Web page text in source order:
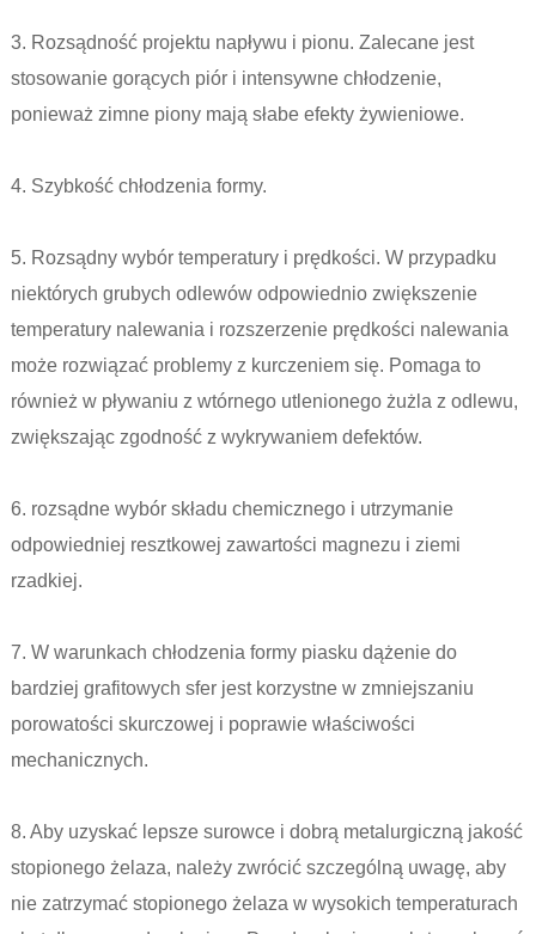
3. Rozsądność projektu napływu i pionu. Zalecane jest
stosowanie gorących piór i intensywne chłodzenie,
ponieważ zimne piony mają słabe efekty żywieniowe.
4. Szybkość chłodzenia formy.
5. Rozsądny wybór temperatury i prędkości. W przypadku
niektórych grubych odlewów odpowiednio zwiększenie
temperatury nalewania i rozszerzenie prędkości nalewania
może rozwiązać problemy z kurczeniem się. Pomaga to
również w pływaniu z wtórnego utlenionego żużla z odlewu,
zwiększając zgodność z wykrywaniem defektów.
6. rozsądne wybór składu chemicznego i utrzymanie
odpowiedniej resztkowej zawartości magnezu i ziemi
rzadkiej.
7. W warunkach chłodzenia formy piasku dążenie do
bardziej grafitowych sfer jest korzystne w zmniejszaniu
porowatości skurczowej i poprawie właściwości
mechanicznych.
8. Aby uzyskać lepsze surowce i dobrą metalurgiczną jakość
stopionego żelaza, należy zwrócić szczególną uwagę, aby
nie zatrzymać stopionego żelaza w wysokich temperaturach